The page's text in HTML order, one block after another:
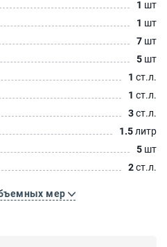
1 шт
1 шт
7 шт
5 шт
1 ст.л.
1 ст.л.
3ст.л.
1.5литр
5 шт
2ст.л.
мер